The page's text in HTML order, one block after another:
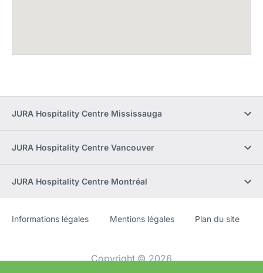
JURA Hospitality Centre Mississauga
JURA Hospitality Centre Vancouver
JURA Hospitality Centre Montréal
Site
[Website
Informations légales Mentions légales Plan du site
Copyright © 2026